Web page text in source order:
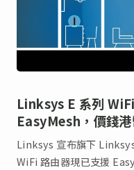
Linksys E 系列
EasyMesh，價錢
Linksys 宣布旗下
WiFi 路由器現已支援